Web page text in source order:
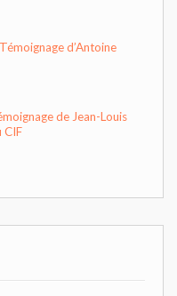
d’Antoine
de Jean-Louis
CIF